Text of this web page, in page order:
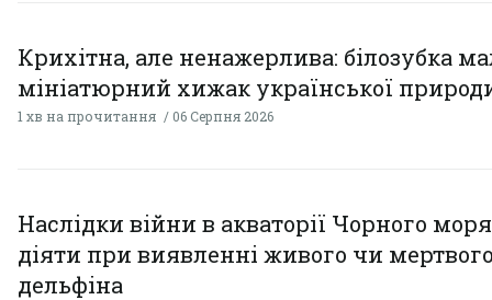
Крихітна, але ненажерлива: білозубка
мініатюрний хижак української
1 хв на прочитання 06 Серпня 2026
Наслідки війни в акваторії Чорного
діяти при виявленні живого чи
дельфіна